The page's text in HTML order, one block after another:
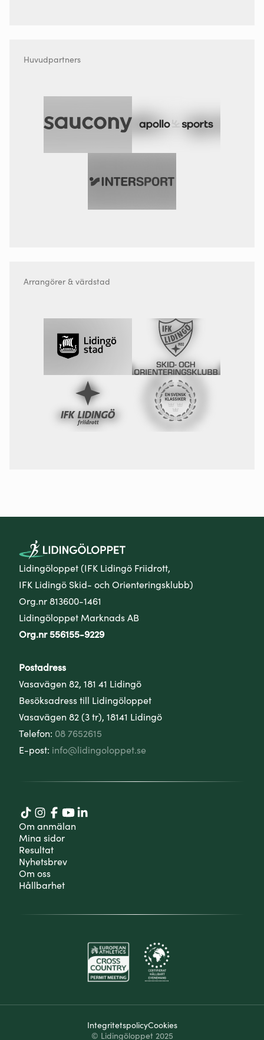
Huvudpartners
Arrangörer & värdstad
Lidingöloppet (IFK Lidingö Friidrott,
IFK Lidingö Skid- och Orienteringsklubb)
Org.nr 813600-1461
Lidingöloppet Marknads AB
Org.nr 556155-9229
Postadress
Vasavägen 82, 181 41 Lidingö
Besöksadress till Lidingöloppet
Vasavägen 82 (3 tr), 18141 Lidingö
Telefon: 08 7652615
E-post: info@lidingoloppet.se
Om anmälan
Mina sidor
Resultat
Nyhetsbrev
Om oss
Hållbarhet
© Lidingöloppet 2025
IntegritetspolicyCookies